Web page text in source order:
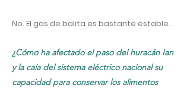
No. El gas de balita es bastante estable.
¿Cómo ha afectado el paso del huracán Ian
y la caía del sistema eléctrico nacional su
capacidad para conservar los alimentos